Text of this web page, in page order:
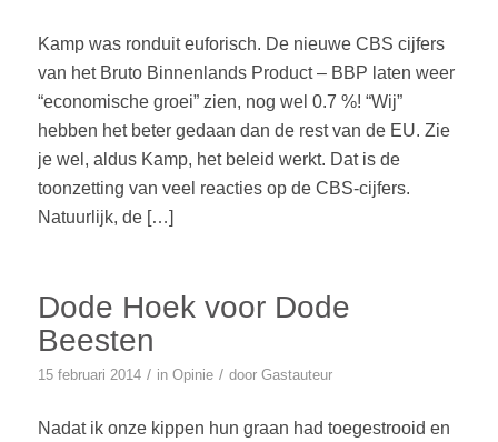
Kamp was ronduit euforisch. De nieuwe CBS cijfers
van het Bruto Binnenlands Product – BBP laten weer
“economische groei” zien, nog wel 0.7 %! “Wij”
hebben het beter gedaan dan de rest van de EU. Zie
je wel, aldus Kamp, het beleid werkt. Dat is de
toonzetting van veel reacties op de CBS-cijfers.
Natuurlijk, de […]
Dode Hoek voor Dode
Beesten
15 februari 2014 / in Opinie / door Gastauteur
Nadat ik onze kippen hun graan had toegestrooid en